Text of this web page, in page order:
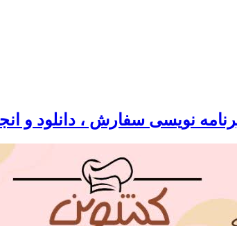
نویسی سفارش ، دانلود و